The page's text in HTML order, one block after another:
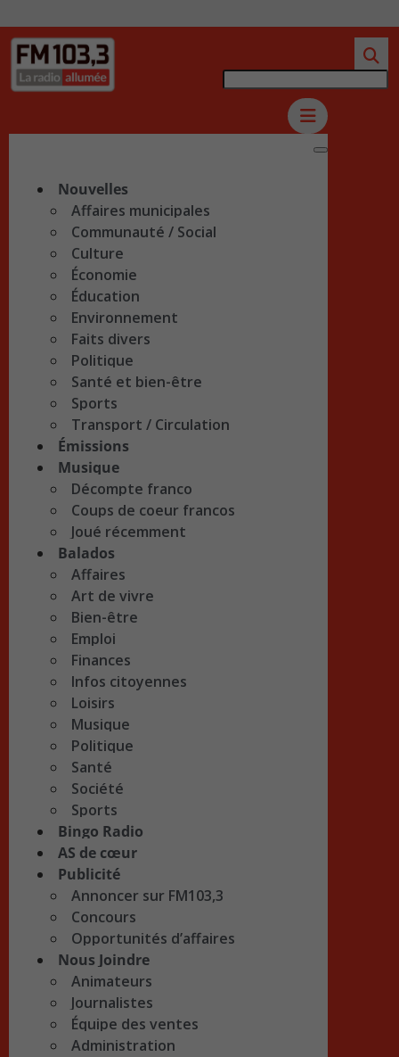
Nouvelles
Affaires municipales
Communauté / Social
Culture
Économie
Éducation
Environnement
Faits divers
Politique
Santé et bien-être
Sports
Transport / Circulation
Émissions
Musique
Décompte franco
Coups de coeur francos
Joué récemment
Balados
Affaires
Art de vivre
Bien-être
Emploi
Finances
Infos citoyennes
Loisirs
Musique
Politique
Santé
Société
Sports
Bingo Radio
AS de cœur
Publicité
Annoncer sur FM103,3
Concours
Opportunités d’affaires
Nous Joindre
Animateurs
Journalistes
Équipe des ventes
Administration